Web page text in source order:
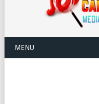
MENU